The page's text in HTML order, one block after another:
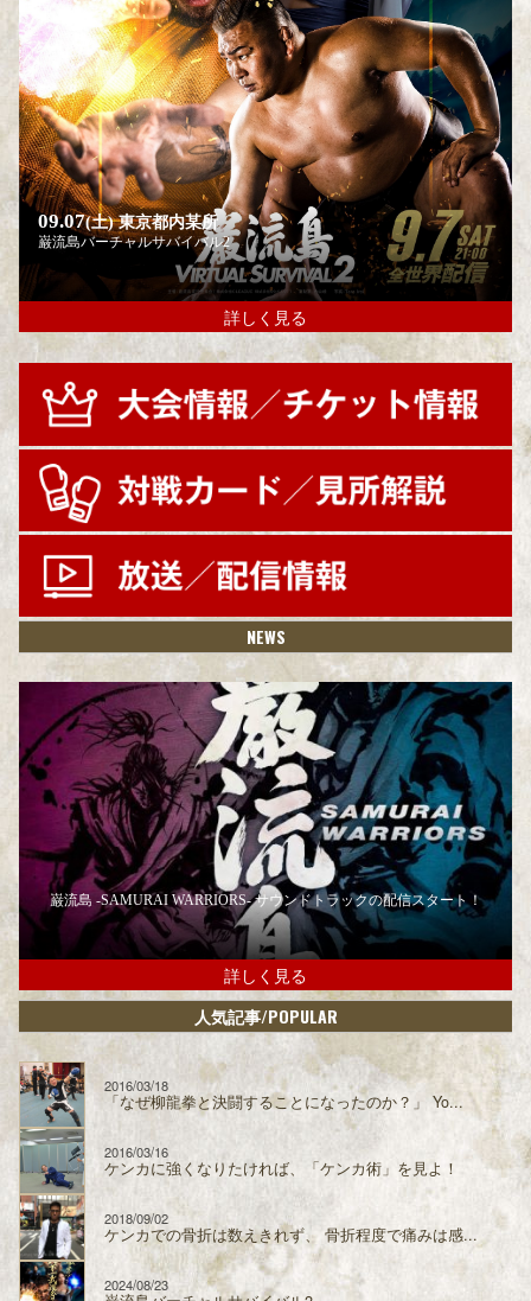
09.07(土)東京都内某所
巌流島バーチャルサバイバル2
詳しく見る
NEWS
巌流島 -SAMURAI WARRIORS- サウンドトラックの配信スタート！
詳しく見る
人気記事/POPULAR
2016/03/18
「なぜ柳龍拳と決闘することになったのか？」 Yo...
2016/03/16
ケンカに強くなりたければ、「ケンカ術」を見よ！
2018/09/02
ケンカでの骨折は数えきれず、 骨折程度で痛みは感...
2024/08/23